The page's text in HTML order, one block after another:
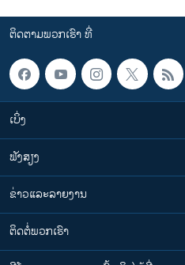
ຕິດຕາມພວກເຮົາ ທີ່
ເບິ່ງ
ຟັງສຽງ
ຂ່າວແລະລາຍງານ
ຕິດຕໍ່ພວກເຮົາ